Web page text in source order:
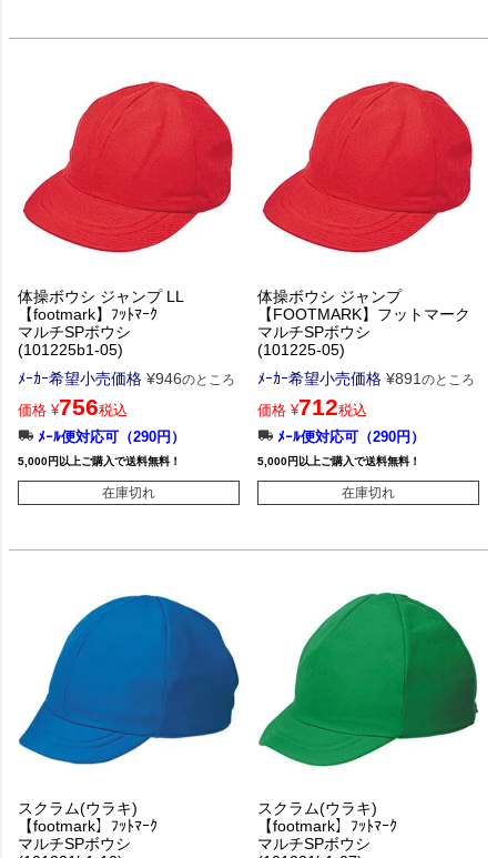
体操ボウシ ジャンプ LL
【footmark】ﾌｯﾄﾏｰｸ
マルチSPボウシ
(101225b1-05)
ﾒｰｶｰ希望小売価格 ¥946のところ
価格 ¥756税込
ﾒｰﾙ便対応可（290円）
5,000円以上ご購入で送料無料！
在庫切れ
体操ボウシ ジャンプ
【FOOTMARK】フットマーク
マルチSPボウシ
(101225-05)
ﾒｰｶｰ希望小売価格 ¥891 のところ
価格 ¥712税込
ﾒｰﾙ便対応可（290円）
5,000円以上ご購入で送料無料！
在庫切れ
スクラム(ウラキ)
【footmark】ﾌｯﾄﾏｰｸ
マルチSPボウシ
スクラム(ウラキ)
【footmark】ﾌｯﾄﾏｰｸ
マルチSPボウシ